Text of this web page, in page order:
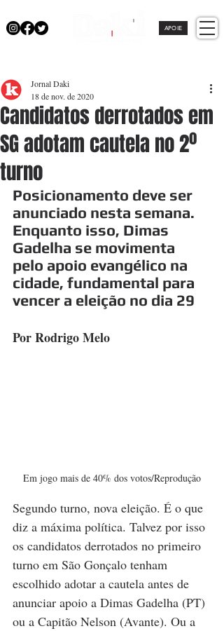
APOIE
Candidatos derrotados em
SG adotam cautela no 2º
turno
Jornal Daki
18 de nov. de 2020
Posicionamento deve ser
anunciado nesta semana.
Enquanto isso, Dimas
Gadelha se movimenta
pelo apoio evangélico na
cidade, fundamental para
vencer a eleição no dia 29
Por Rodrigo Melo
Em jogo mais de 40% dos votos/Reprodução
Segundo turno, nova eleição. É o que
diz a máxima política. Talvez por isso
os candidatos derrotados no primeiro
turno em São Gonçalo tenham
escolhido adotar a cautela antes de
anunciar apoio a Dimas Gadelha (PT)
ou a Capitão Nelson (Avante). Ou a